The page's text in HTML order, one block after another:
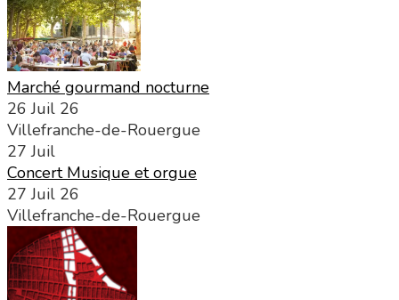
Marché gourmand nocturne
26 Juil 26
Villefranche-de-Rouergue
27 Juil
Concert Musique et orgue
27 Juil 26
Villefranche-de-Rouergue